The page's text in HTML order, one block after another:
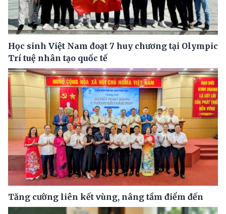
Học sinh Việt Nam đoạt 7 huy chương tại Olympic
Trí tuệ nhân tạo quốc tế
Tăng cường liên kết vùng, nâng tầm điểm đến